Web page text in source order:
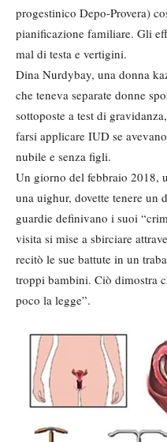
progestinico Depo-Provera)
pianificazione familiare. Gli
mal di testa e vertigini.
Dina Nurdybay, una donna
che teneva separate donne
sottoposte a test di
farsi applicare IUD se
nubile e senza figli.
Un giorno del febbraio 2018,
una uighur, dovette tenere un
guardie definivano i suoi
visita si mise a sbirciare
recitò le sue battute in un
troppi bambini. Ciò dimostra
poco la legge”.